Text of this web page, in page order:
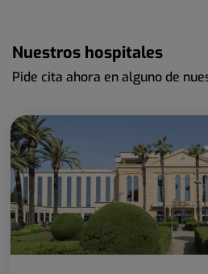
Nuestros hospitales
Pide cita ahora en alguno de